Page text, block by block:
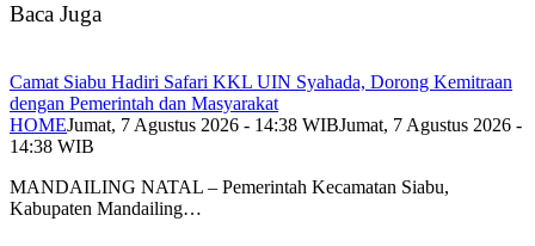
Baca Juga
Camat Siabu Hadiri Safari KKL UIN Syahada, Dorong Kemitraan
dengan Pemerintah dan Masyarakat
HOMEJumat, 7 Agustus 2026 - 14:38 WIBJumat, 7 Agustus 2026 -
14:38 WIB
MANDAILING NATAL – Pemerintah Kecamatan Siabu,
Kabupaten Mandailing…